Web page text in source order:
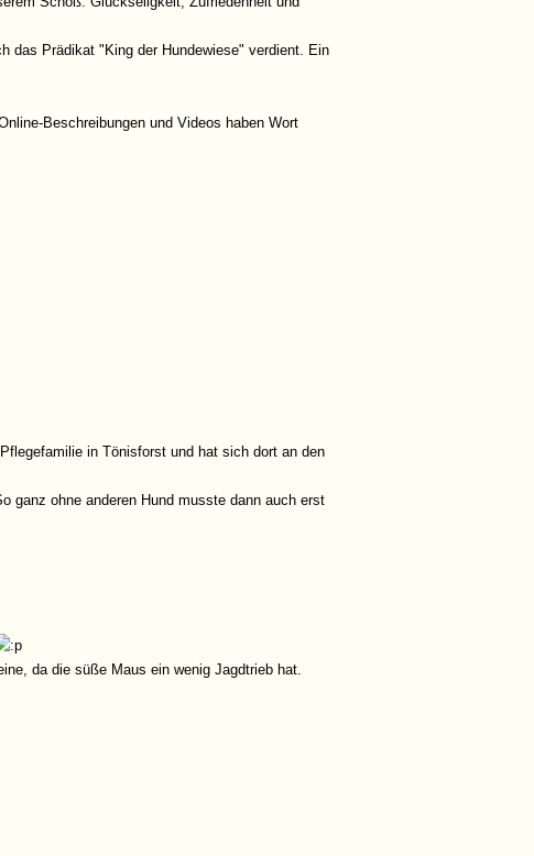
das Prädikat "King der Hundewiese" verdient. Ein
Beschreibungen und Videos haben Wort
in Tönisforst und hat sich dort an den
ganz ohne anderen Hund musste dann auch erst
da die süße Maus ein wenig Jagdtrieb hat.